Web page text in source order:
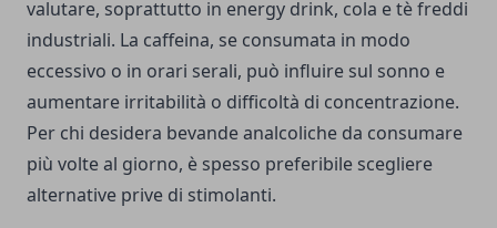
valutare, soprattutto in energy drink, cola e tè freddi
industriali. La caffeina, se consumata in modo
eccessivo o in orari serali, può influire sul sonno e
aumentare irritabilità o difficoltà di concentrazione.
Per chi desidera bevande analcoliche da consumare
più volte al giorno, è spesso preferibile scegliere
alternative prive di stimolanti.